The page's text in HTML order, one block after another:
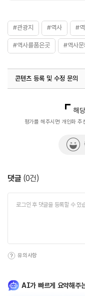
#관광지 #역사 #
#역사를품은곳 #역사문
#역사탐방 #역사탐험
콘텐츠 등록 및 수정 문의
해
평가를 해주시면 개인화 추
댓글 (0건)
유의사항
AI가 빠르게 요약해주